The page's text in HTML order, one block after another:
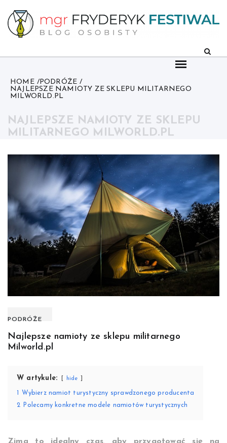
content
HOME
PODRÓŻE
NAJLEPSZE NAMIOTY ZE SKLEPU MILITARNEGO
MILWORLD.PL
NAJLEPSZE NAMIOTY ZE SKLEPU
MILITARNEGO MILWORLD.PL
PODRÓŻE
Najlepsze namioty ze sklepu militarnego
Milworld.pl
W artykule: hide
Wybierz namiot turystyczny sprawdzonego producenta
2
Polecamy konkretne modele namiotów turystycznych